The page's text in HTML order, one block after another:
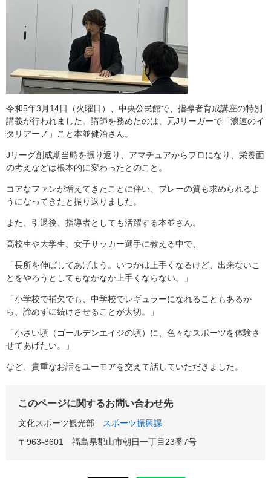
令和5年3月14日（火曜日）、中央公民館で、指導者育成講座の特別
講義が行われました。講師を務めたのは、元Jリーガーで「浪速のイ
タリアーノ」こと本並健治さん。
Jリーグ創成期当時を振り返り、アマチュアからプロになり、栄養面
の考えなどは根本的に変わったとのこと。
コアなファンが増えてきたことに伴い、プレーの質も求められるよ
うになってきたと振り返りました。
また、引退後、指導者としても活躍する本並さん。
高校生や大学生、女子サッカー選手に教える中で、
「長所を伸ばしてあげよう。いつかは上手くなるけど、出来ないこ
とをやろうとしてもなかなか上手くならない。」
「小学校で補欠でも、中学校でレギュラーになれることもあるか
ら、諦めずに続けさせることが大切。」
「小さい頃（ゴールデンエイジの頃）に、色々なスポーツを体験さ
せてあげたい。」
など、貴重なお話をユーモアを交えて話していただきました。
このページに関するお問い合わせ先
文化スポーツ観光部
スポーツ振興課
〒963-8601
福島県郡山市朝日一丁目23番7号